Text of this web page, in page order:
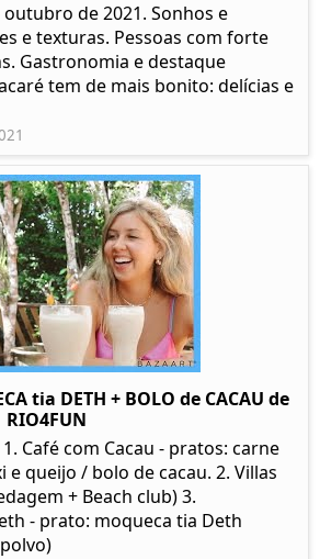
de 2021. Sonhos e
e texturas. Pessoas com forte
Gastronomia e destaque
tem de mais bonito: delícias e
tia DETH + BOLO de CACAU de
RIO4FUN
Café com Cacau - pratos: carne
e queijo / bolo de cacau. 2. Villas
+ Beach club) 3.
- prato: moqueca tia Deth